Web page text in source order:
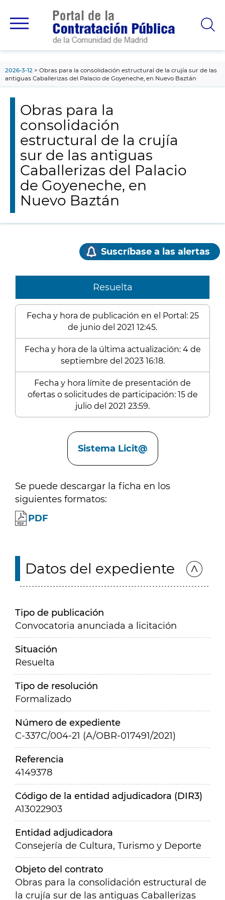
principal
2026-3-12
Obras para la consolidación estructural de la crujía sur de las
antiguas Caballerizas del Palacio de Goyeneche, en Nuevo Baztán
Obras para la
consolidación
estructural de la crujía
sur de las antiguas
Caballerizas del Palacio
de Goyeneche, en
Nuevo Baztán
Suscríbase a las alertas
Resuelta
Fecha y hora de publicación en el Portal: 25
de junio del 2021 12:45.
Fecha y hora de la última actualización: 4 de
septiembre del 2023 16:18.
Fecha y hora límite de presentación de
ofertas o solicitudes de participación: 15 de
julio del 2021 23:59.
Sistema Licit@
Se puede descargar la ficha en los
siguientes formatos:
PDF
Datos del expediente
Tipo de publicación
Convocatoria anunciada a licitación
Situación
Resuelta
Tipo de resolución
Formalizado
Número de expediente
C-337C/004-21 (A/OBR-017491/2021)
Referencia
4149378
Código de la entidad adjudicadora (DIR3)
A13022903
Entidad adjudicadora
Consejería de Cultura, Turismo y Deporte
Objeto del contrato
Obras para la consolidación estructural de
la crujía sur de las antiguas Caballerizas